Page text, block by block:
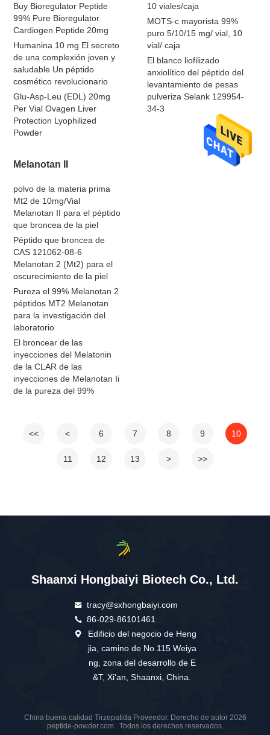
Buy Bioregulator Peptide
99% Pure Bioregulator
Cardiogen Peptide 20mg
Humanina 10 mg El secreto
de una complexión joven y
saludable Un péptido
cosmético revolucionario
Glu-Asp-Leu (EDL) 20mg
Per Vial Ovagen Liver
Protection Lyophilized
Powder
10 viales/caja
MOTS-c mayorista 99%
puro 5/10/15 mg/ vial, 10
vial/ caja
El blanco liofilizado
anxiolítico del péptido del
levantamiento de pesas
pulveriza Selank 129954-
34-3
Melanotan II
polvo de la materia prima
Mt2 de 10mg/Vial
Melanotan II para el péptido
que broncea de la piel
Péptido que broncea de
CAS 121062-08-6
Melanotan 2 (Mt2) para el
oscurecimiento de la piel
Pureza el 99% Melanotan 2
péptidos MT2 Melanotan
para la investigación del
laboratorio
El broncear de las
inyecciones del Melatonin
de la CLAR de las
inyecciones de Melanotan Ii
de la pureza del 99%
<< < 6 7 8 9 10
11 12 13 > >>
Shaanxi Hongbaiyi Biotech Co., Ltd.
tracy@sxhongbaiyi.com
86-029-86101461
Edificio del negocio de Heng
jia, camino de No.115 Weiya
ng, zona del desarrollo de E
&T, Xi'an, Shaanxi, China.
China buena calidad Tirzepatida Proveedor. Derecho de autor 2026
peptide-powder.com . Todos los derechos reservados.